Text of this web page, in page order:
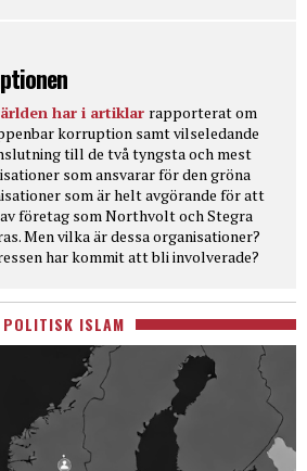
har i artiklar rapporterat om
korruption samt vilseledande
till de två tyngsta och mest
som ansvarar för den gröna
som är helt avgörande för att
företag som Northvolt och Stegra
Men vilka är dessa organisationer?
har kommit att bli involverade?
POLITISK ISLAM